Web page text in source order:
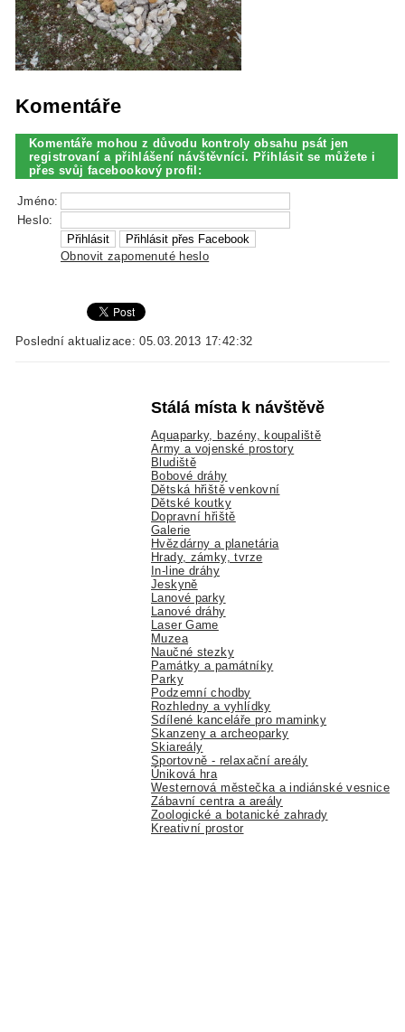
Komentáře
Komentáře mohou z důvodu kontroly obsahu psát jen
registrovaní a přihlášení návštěvníci. Přihlásit se můžete i
přes svůj facebookový profil:
Jméno:
Heslo:
Obnovit zapomenuté heslo
Poslední aktualizace: 05.03.2013 17:42:32
Stálá místa k návštěvě
Aquaparky, bazény, koupaliště
Army a vojenské prostory
Bludiště
Bobové dráhy
Dětská hřiště venkovní
Dětské koutky
Dopravní hřiště
Galerie
Hvězdárny a planetária
Hrady, zámky, tvrze
In-line dráhy
Jeskyně
Lanové parky
Lanové dráhy
Laser Game
Muzea
Naučné stezky
Památky a památníky
Parky
Podzemní chodby
Rozhledny a vyhlídky
Sdílené kanceláře pro maminky
Skanzeny a archeoparky
Skiareály
Sportovně - relaxační areály
Úniková hra
Westernová městečka a indiánské vesnice
Zábavní centra a areály
Zoologické a botanické zahrady
Kreativní prostor